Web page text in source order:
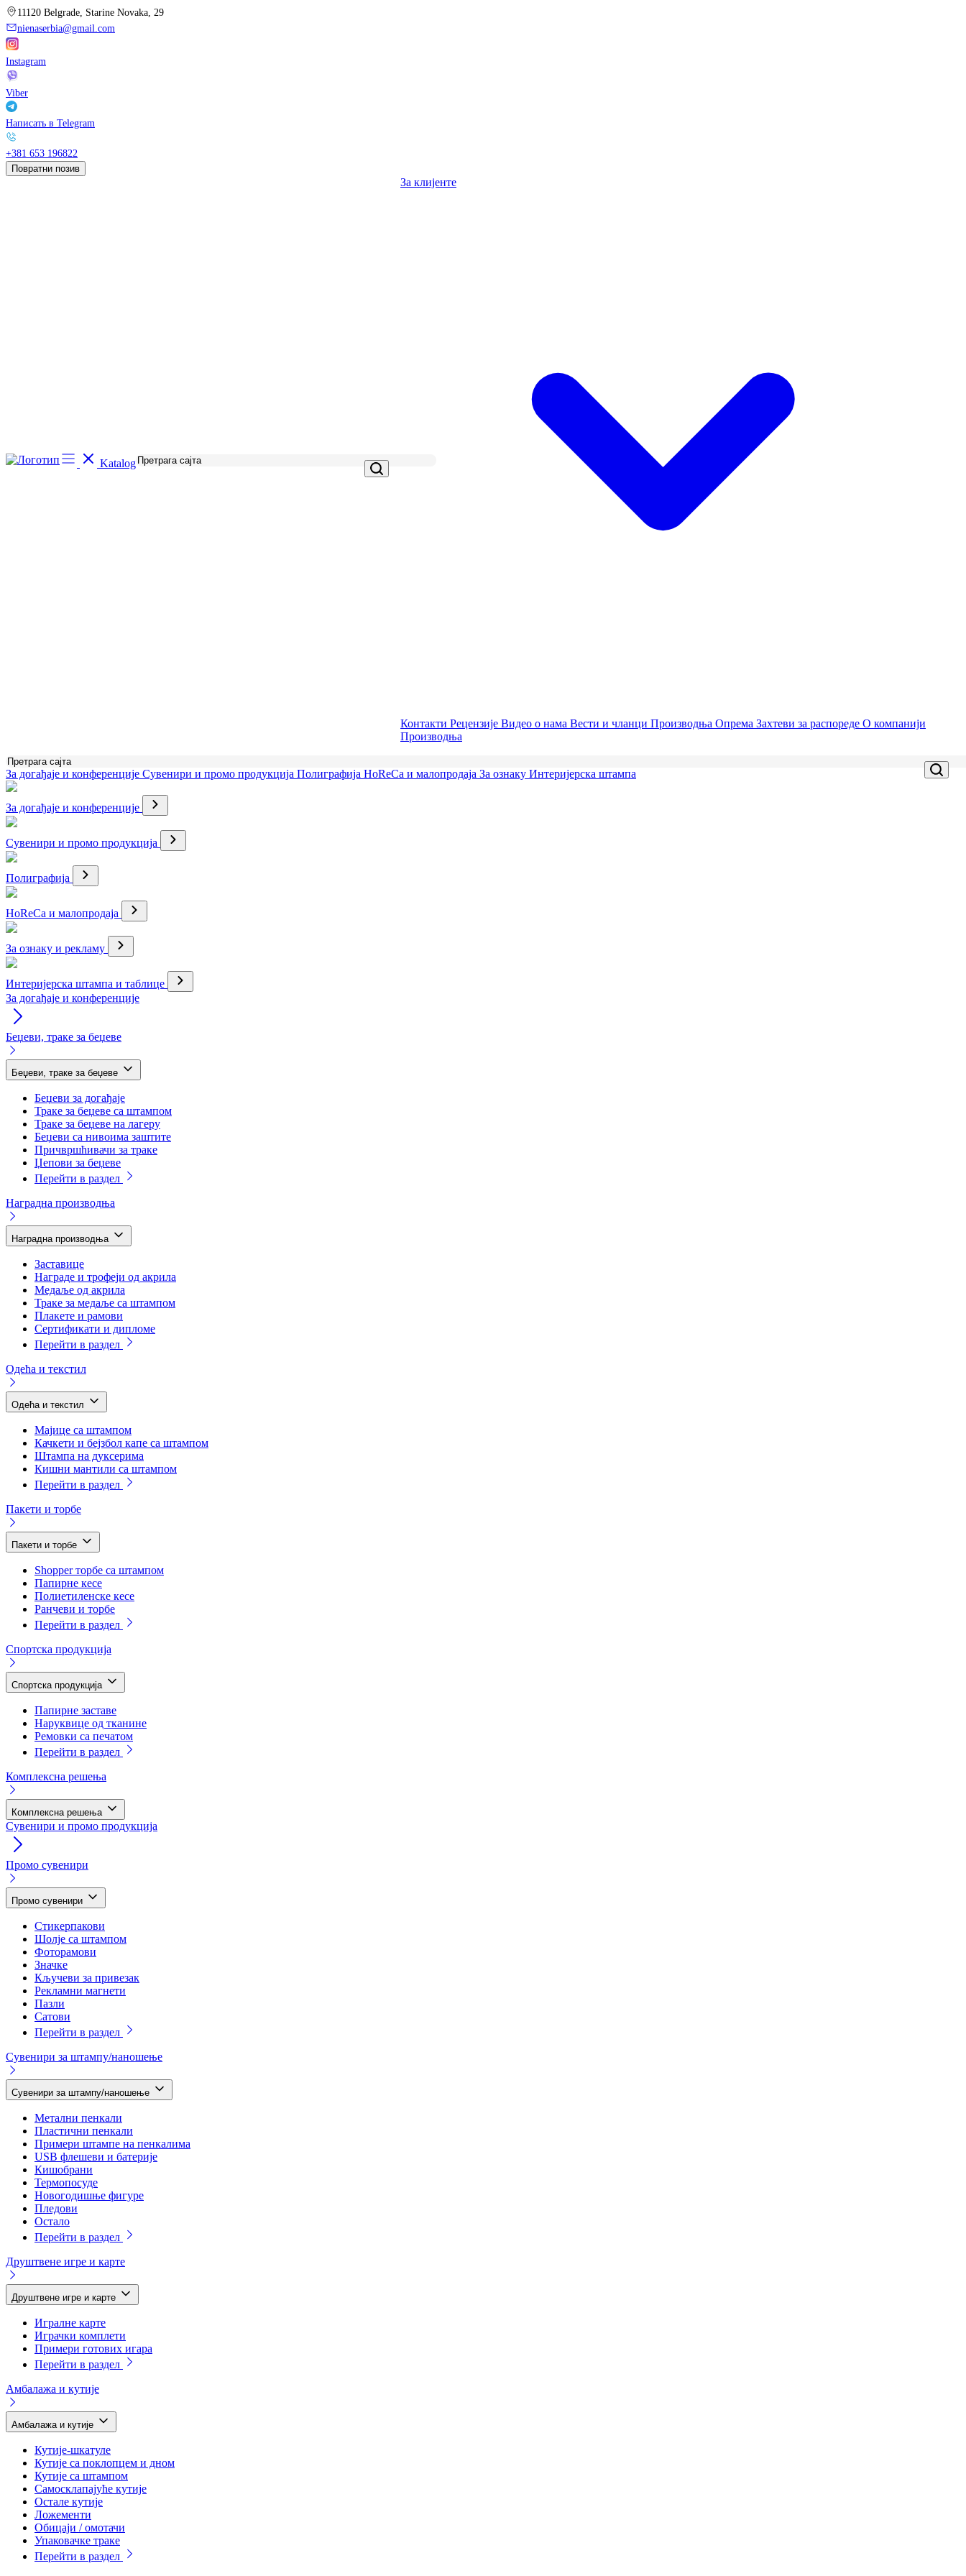
11120 Belgrade, Starine Novaka, 29
nienaserbia@gmail.com
Instagram
Viber
Написать в Telegram
+381 653 196822
Повратни позив
Katalog
За клијенте
Контакти Рецензије Видео о нама Вести и чланци Производња Опрема Захтеви за распореде О компанији
Производња
За догађаје и конференције Сувенири и промо продукција Полиграфија HoReCa и малопродаја За ознаку Интеријерска штампа
За догађаје и конференције
Сувенири и промо продукција
Полиграфија
HoReCa и малопродаја
За ознаку и рекламу
Интеријерска штампа и таблице
За догађаје и конференције
Беџеви, траке за беџеве
Беџеви, траке за беџеве
Беџеви за догађаје
Траке за беџеве са штампом
Траке за беџеве на лагеру
Беџеви са нивоима заштите
Причвршћивачи за траке
Џепови за беџеве
Перейти в раздел
Наградна производња
Наградна производња
Заставице
Награде и трофеји од акрила
Медаље од акрила
Траке за медаље са штампом
Плакете и рамови
Сертификати и дипломе
Перейти в раздел
Одећа и текстил
Одећа и текстил
Мајице са штампом
Качкети и бејзбол капе са штампом
Штампа на дуксерима
Кишни мантили са штампом
Перейти в раздел
Пакети и торбе
Пакети и торбе
Shopper торбе са штампом
Папирне кесе
Полиетиленске кесе
Ранчеви и торбе
Перейти в раздел
Спортска продукција
Спортска продукција
Папирне заставе
Наруквице од тканине
Ремовки са печатом
Перейти в раздел
Комплексна решења
Комплексна решења
Сувенири и промо продукција
Промо сувенири
Промо сувенири
Стикерпакови
Шолје са штампом
Фоторамови
Значке
Кључеви за привезак
Рекламни магнети
Пазли
Сатови
Перейти в раздел
Сувенири за штампу/наношење
Сувенири за штампу/наношење
Метални пенкали
Пластични пенкали
Примери штампе на пенкалима
USB флешеви и батерије
Кишобрани
Термопосуде
Новогодишње фигуре
Пледови
Остало
Перейти в раздел
Друштвене игре и карте
Друштвене игре и карте
Игралне карте
Играчки комплети
Примери готових игара
Перейти в раздел
Амбалажа и кутије
Амбалажа и кутије
Кутије-шкатуле
Кутије са поклопцем и дном
Кутије са штампом
Самосклапајуће кутије
Остале кутије
Ложементи
Обицаји / омотачи
Упаковачке траке
Перейти в раздел